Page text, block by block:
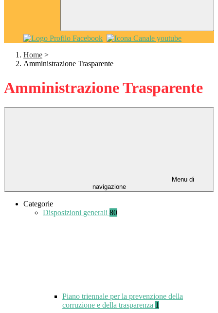
Home >
Amministrazione Trasparente
Amministrazione Trasparente
Menu di
navigazione
Categorie
Disposizioni generali 80
Piano triennale per la prevenzione della
corruzione e della trasparenza 1